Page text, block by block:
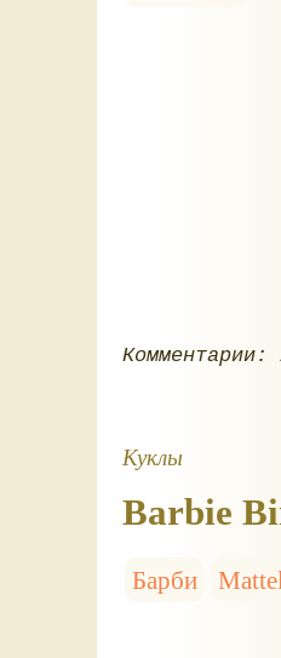
Комментарии:
Куклы
Barbie
Барби Mattel